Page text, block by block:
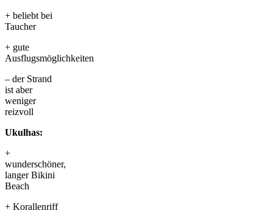
+ beliebt bei
Taucher
+ gute
Ausflugsmöglichkeiten
– der Strand
ist aber
weniger
reizvoll
Ukulhas:
+
wunderschöner,
langer Bikini
Beach
+ Korallenriff